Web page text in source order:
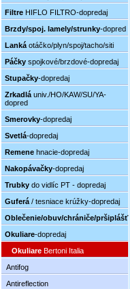
Filtre HIFLO FILTRO-dopredaj
Brzdy/spoj. lamely/strunky-dopred
Lanká otáčko/plyn/spoj/tacho/siti
Páčky spojkové/brzdové-dopredaj
Stupačky-dopredaj
Zrkadlá univ./HO/KAW/SU/YA-
dopred
Smerovky-dopredaj
Svetlá-dopredaj
Remene hnacie-dopredaj
Nakopávačky-dopredaj
Trubky do vidlíc PT - dopredaj
Guferá / tesniace krúžky-dopredaj
Oblečenie/obuv/chrániče/pršiplášť
Okuliare-dopredaj
Okuliare Bertoni Italia
Antifog
Antireflection